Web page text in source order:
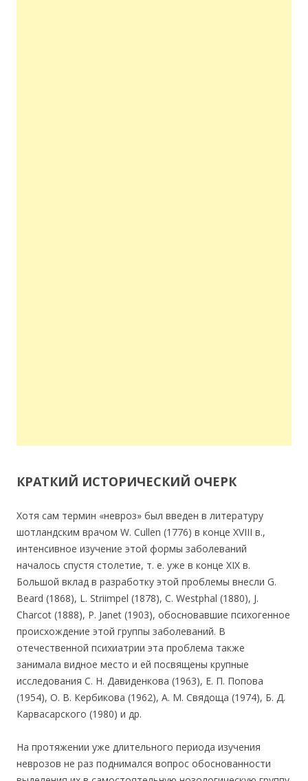
КРАТКИЙ ИСТОРИЧЕСКИЙ ОЧЕРК
Хотя сам термин «невроз» был введен в литературу
шотландским врачом W. Cullen (1776) в конце XVIII в.,
интенсивное изучение этой формы заболеваний
началось спустя столетие, т. е. уже в конце XIX в.
Большой вклад в разработку этой проблемы внесли G.
Beard (1868), L. Striimpel (1878), С. Westphal (1880), J.
Charcot (1888), P. Janet (1903), обосновавшие психогенное
происхождение этой группы заболеваний. В
отечественной психиатрии эта проблема также
занимала видное место и ей посвящены крупные
исследования С. Н. Давиденкова (1963), Е. П. Попова
(1954), О. В. Кербикова (1962), А. М. Свядоща (1974), Б. Д.
Карвасарского (1980) и др.
На протяжении уже длительного периода изучения
неврозов не раз поднимался вопрос обоснованности